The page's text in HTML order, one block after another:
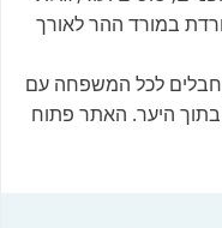
במורד ההר לאורך
לכל המשפחה עם
בתוך היער. האתר פתוח